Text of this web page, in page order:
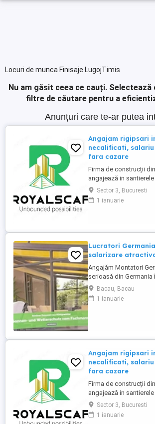
Locuri de munca Finisaje LugojTimis
Nu am găsit ceea ce cauți. Selectează
filtre de căutare pentru a
Anunțuri care te-ar putea
Angajam rigipsari
necalificati, salariu
fara cazare
Firma de construcții
angajează in
RIGIPSAR si montator
angajare cu carte de
8500 lei luna în funcție
intre salarii; - ...
Sector 3, Bucuresti
1 ianuarie
Lucratori
salarizare
Angajăm Montatori
serioasă din
și caută minimum 2,
pentru montajul de:
terase; sisteme din
Bacau, Bacau
1 ianuarie
Angajam rigipsari
necalificati, salariu
fara cazare
Firma de construcții
angajează in
RIGIPSAR si montator
angajare cu carte de
8500 lei luna în funcție
Sector 3, Bucuresti
1 ianuarie